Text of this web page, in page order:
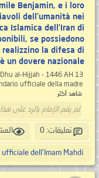
Benjamin, e i loro
dell’umanità nei
Islamica dell’Iran di
se possiedono
realizzino la difesa di
un dovere nazionale
al-Hijjah - 1446 AH 13
ufficiale della madre...
شاهد أكثر
لم يقم الإمام بالرد على
تعليقات: 0
ufficiale dell'Imam Mahdi